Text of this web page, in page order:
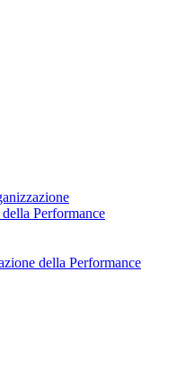
Performance
della Performance